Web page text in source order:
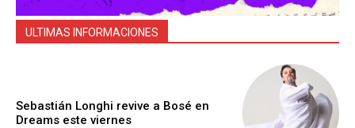
ULTIMAS INFORMACIONES
Sebastián Longhi revive a Bosé en
Dreams este viernes